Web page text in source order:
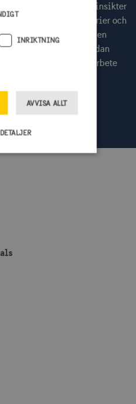
du varje månad färska insikter
till webbinarier och
researrangörer, samt en
Prenumerera redan
som kan stärka ditt arbete
INRIKTNING
AVVISA ALLT
tillåter
bidrar även till en
strikt nödvändiga